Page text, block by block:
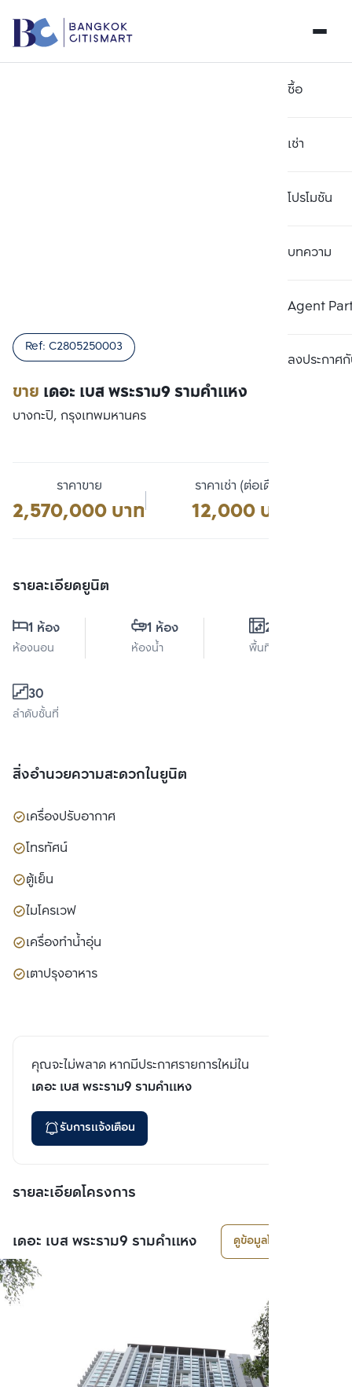
ซื้อ
เช่า
โปรโมชัน
บทความ
Agent
ลงประกาศกั
ขาย เดอะ เบส พระราม9 รามคำแหง
Ref: C2805250003
บางกะปิ, กรุงเทพมหานคร
ราคาขาย
2,570,000 บาท
ราคาเช่า (ต่อเดือน)
12,000 บาท
รายละเอียดยูนิต
1 ห้อง
ห้องนอน
1 ห้อง
ห้องน้ำ
22 ตร.ม.
พื้นที่ใช้สอย
30
ลำดับชั้นที่
สิ่งอำนวยความสะดวกในยูนิต
เครื่องปรับอากาศ
โทรทัศน์
ตู้เย็น
ไมโครเวฟ
เครื่องทำน้ำอุ่น
เตาปรุงอาหาร
คุณจะไม่พลาด หากมีประกาศรายการใหม่ใน
เดอะ เบส พระราม9 รามคำแหง
รับการแจ้งเตือน
รายละเอียดโครงการ
เดอะ เบส พระราม9 รามคำแหง ดูข้อมูลโครงการ
เปรียบเทียบ